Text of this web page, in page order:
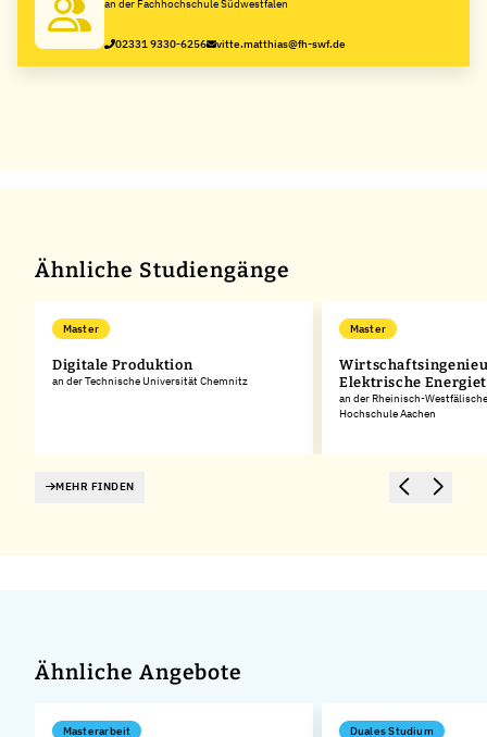
an der Fachhochschule Südwestfalen
02331 9330-6256 vitte.matthias@fh-swf.de
Ähnliche Studiengänge
Master
Digitale Produktion
an der Technische Universität Chemnitz
Master
Elektrische
an der Rheinisch-
Hochschule Aachen
MEHR FINDEN
Ähnliche Angebote
Masterarbeit Duales Studium